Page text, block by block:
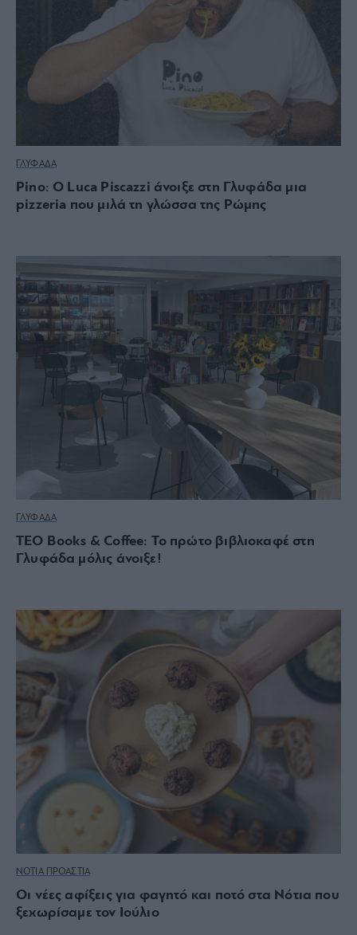
ΓΛΥΦΑΔΑ
Pino: Ο Luca Piscazzi άνοιξε στη Γλυφάδα μια
pizzeria που μιλά τη γλώσσα της Ρώμης
ΓΛΥΦΑΔΑ
TEO Books & Coffee: Το πρώτο βιβλιοκαφέ στη
Γλυφάδα μόλις άνοιξε!
ΝΟΤΙΑ ΠΡΟΑΣΤΙΑ
Οι νέες αφίξεις για φαγητό και ποτό στα Νότια που
ξεχωρίσαμε τον Ιούλιο